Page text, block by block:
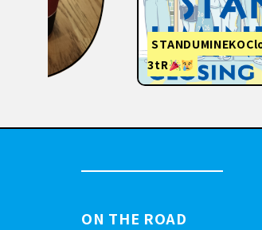
STANDUMINEKOClosingPartyと
3tR
ON THE ROAD